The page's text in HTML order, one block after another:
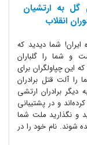
به ارتشیان
انقلاب
شما دیدید که
شما را گلباران
چپاولگران برای
آلت قتل برادران
دیگر برادران ارتشی
و در پشتیبانی
و نگذارید ملت شما
نام خود را در